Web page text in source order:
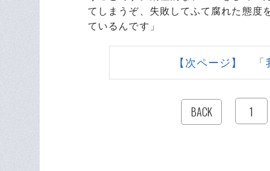
てしまうぞ、失敗してふて腐れた態度
ているんです」
【次ページ】 「
BACK 1